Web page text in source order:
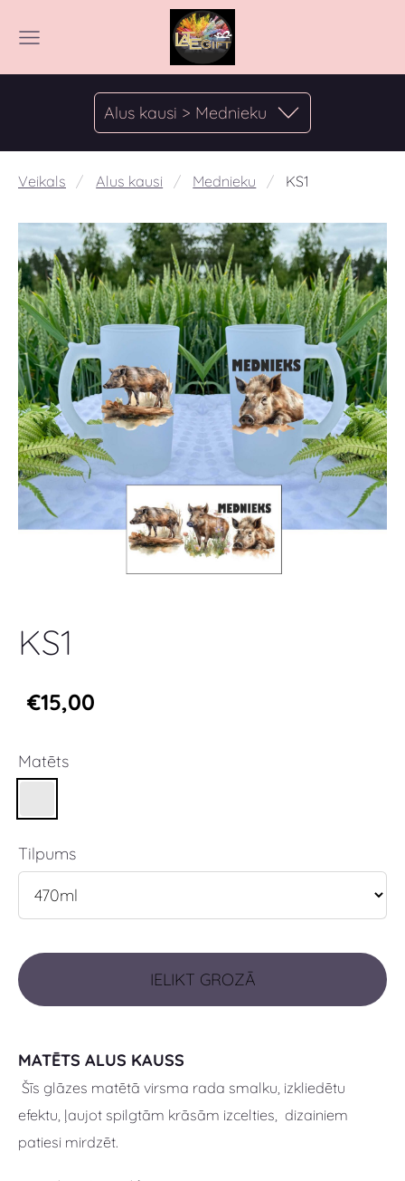
Alus kausi > Mednieku
Veikals Alus kausi Mednieku KS1
KS1
€15,00
Matēts
Tilpums
IELIKT GROZĀ
MATĒTS ALUS KAUSS
Šīs glāzes matētā virsma rada smalku, izkliedētu
efektu, ļaujot spilgtām krāsām izcelties, dizainiem
patiesi mirdzēt.